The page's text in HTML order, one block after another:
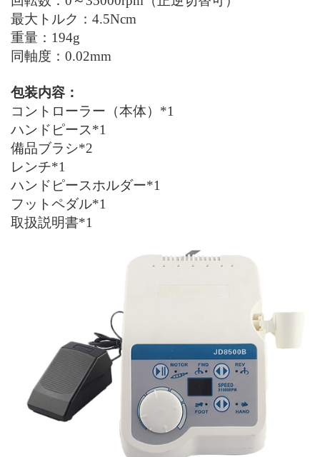
最大トルク： 4.5Ncm
重量： 194g
同軸度：0.02mm
包装内容：
コントローラー（本体）*1
ハンドピース*1
備品ブラシ*2
レンチ*1
ハンドピースホルダー*1
フットペダル*1
取扱説明書*1